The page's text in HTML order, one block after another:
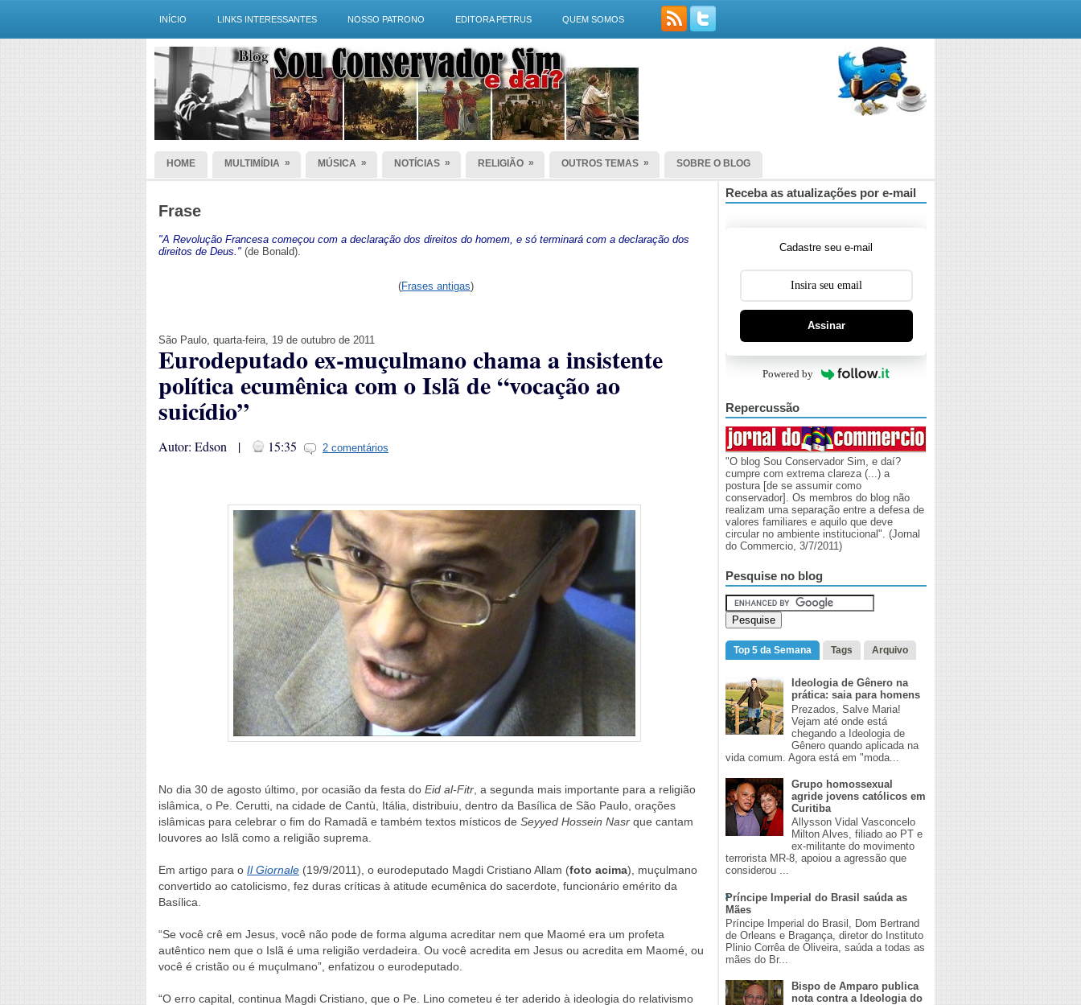
INÍCIO LINKS INTERESSANTES NOSSO PATRONO EDITORA PETRUS QUEM SOMOS
HOME MULTIMÍDIA » MÚSICA » NOTÍCIAS » RELIGIÃO » OUTROS TEMAS » SOBRE O BLOG
Frase
"A Revolução Francesa começou com a declaração dos direitos do homem, e só terminará com a declaração dos
direitos de Deus." (de Bonald).
(Frases antigas)
São Paulo, quarta-feira, 19 de outubro de 2011
Eurodeputado ex-muçulmano chama a insistente
política ecumênica com o Islã de “vocação ao
suicídio”
Autor: Edson | 15:35 2 comentários
No dia 30 de agosto último, por ocasião da festa do Eid al-Fitr, a segunda mais importante para a religião
islâmica, o Pe. Cerutti, na cidade de Cantù, Itália, distribuiu, dentro da Basílica de São Paulo, orações
islâmicas para celebrar o fim do Ramadã e também textos místicos de Seyyed Hossein Nasr que cantam
louvores ao Islã como a religião suprema.
Em artigo para o Il Giornale (19/9/2011), o eurodeputado Magdi Cristiano Allam (foto acima), muçulmano
convertido ao catolicismo, fez duras críticas à atitude ecumênica do sacerdote, funcionário emérito da
Basílica.
“Se você crê em Jesus, você não pode de forma alguma acreditar nem que Maomé era um profeta
autêntico nem que o Islã é uma religião verdadeira. Ou você acredita em Jesus ou acredita em Maomé, ou
você é cristão ou é muçulmano”, enfatizou o eurodeputado.
“O erro capital, continua Magdi Cristiano, que o Pe. Lino cometeu é ter aderido à ideologia do relativismo
Receba as atualizações por e-mail
Cadastre seu e-mail
Assinar
Powered by
Repercussão
"O blog Sou Conservador Sim, e daí?
cumpre com extrema clareza (...) a
postura [de se assumir como
conservador]. Os membros do blog não
realizam uma separação entre a defesa de
valores familiares e aquilo que deve
circular no ambiente institucional". (Jornal
do Commercio, 3/7/2011)
Pesquise no blog
Top 5 da Semana Tags Arquivo
Ideologia de Gênero na
prática: saia para homens
​Prezados, Salve Maria!
Vejam até onde está
chegando a Ideologia de
Gênero quando aplicada na
vida comum. Agora está em "moda...
Grupo homossexual
agride jovens católicos em
Curitiba
Allysson Vidal Vasconcelo
Milton Alves, filiado ao PT e
ex-militante do movimento
terrorista MR-8, apoiou a agressão que
considerou ...
Príncipe Imperial do Brasil saúda as
Mães
Príncipe Imperial do Brasil, Dom Bertrand
de Orleans e Bragança, diretor do Instituto
Plinio Corrêa de Oliveira, saúda a todas as
mães do Br...
Bispo de Amparo publica
nota contra a Ideologia do